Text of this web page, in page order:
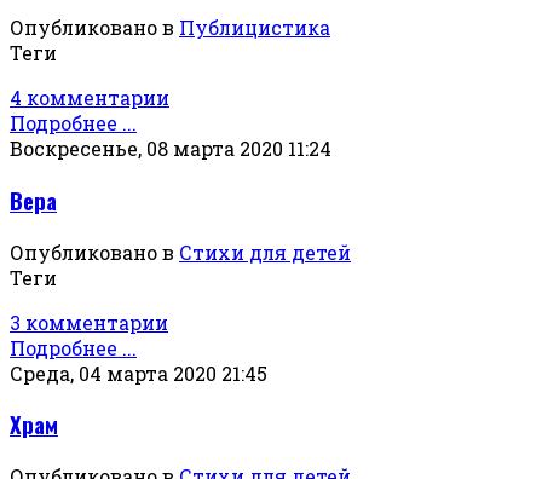
Опубликовано в Публицистика
Теги
4 комментарии
Подробнее ...
Воскресенье, 08 марта 2020 11:24
Вера
Опубликовано в Стихи для детей
Теги
3 комментарии
Подробнее ...
Среда, 04 марта 2020 21:45
Храм